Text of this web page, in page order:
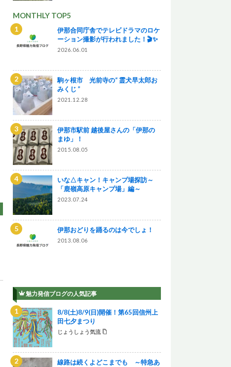
MONTHLY TOP5
伊那合同庁舎でテレビドラマのロケ
ーション撮影が行われました！🎬✨
2026.06.01
駒ヶ根市 光前寺の“ 霊犬早太郎お
みくじ ”
2021.12.28
伊那市駅前 越後屋さんの「伊那の
まゆ」！
2015.08.05
いな△キャン！キャンプ場探訪～
「鹿嶺高原キャンプ場」編～
2023.07.24
伊那おどりを踊るのは今でしょ！
2013.08.06
魅力発信ブログの人気記事
8/8(土)8/9(日)開催！第65回信州上
田七夕まつり
じょうしょう気流
線路は続くよどこまでも ～特急あ